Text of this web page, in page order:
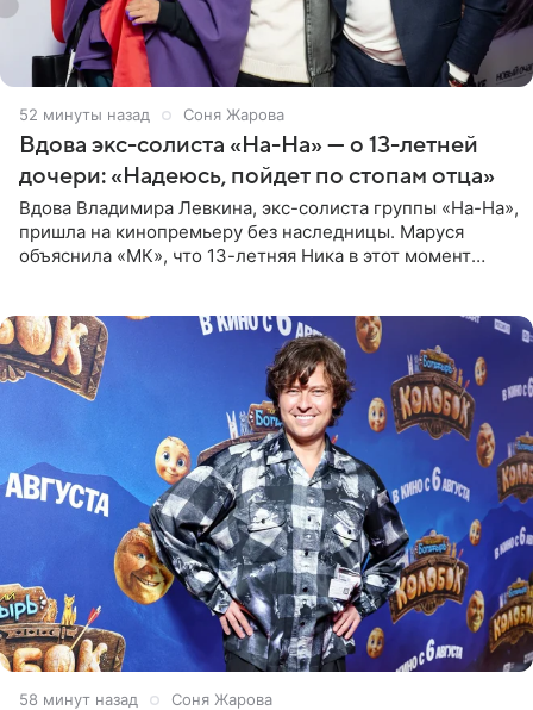
52 минуты назад Соня Жарова
Вдова экс-солиста «На-На» — о 13-летней
дочери: «Надеюсь, пойдет по стопам отца»
Вдова Владимира Левкина, экс-солиста группы «На-На»,
пришла на кинопремьеру без наследницы. Маруся
объяснила «МК», что 13-летняя Ника в этот момент
58 минут назад Соня Жарова